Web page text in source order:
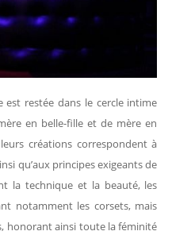
est restée dans le cercle intime
en belle-fille et de mère en
créations correspondent à
qu’aux principes exigeants de
la technique et la beauté, les
notamment les corsets, mais
honorant ainsi toute la féminité